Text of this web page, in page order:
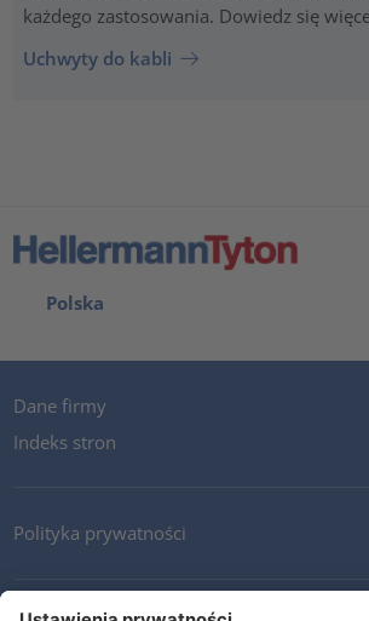
każdego zastosowania. Dowiedz się
Uchwyty do kabli
Polska
Dane firmy
Indeks stron
Polityka prywatności